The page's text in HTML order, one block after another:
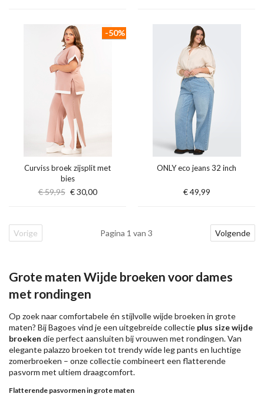
Curviss broek zijsplit met
bies
€ 59,95 € 30,00
-50%
ONLY eco jeans 32 inch
€ 49,99
Vorige Pagina 1 van 3 Volgende
Grote maten Wijde broeken voor dames
met rondingen
Op zoek naar comfortabele én stijlvolle wijde broeken in grote
maten? Bij Bagoes vind je een uitgebreide collectie plus size wijde
broeken die perfect aansluiten bij vrouwen met rondingen. Van
elegante palazzo broeken tot trendy wide leg pants en luchtige
zomerbroeken – onze collectie combineert een flatterende
pasvorm met ultiem draagcomfort.
Flatterende pasvormen in grote maten